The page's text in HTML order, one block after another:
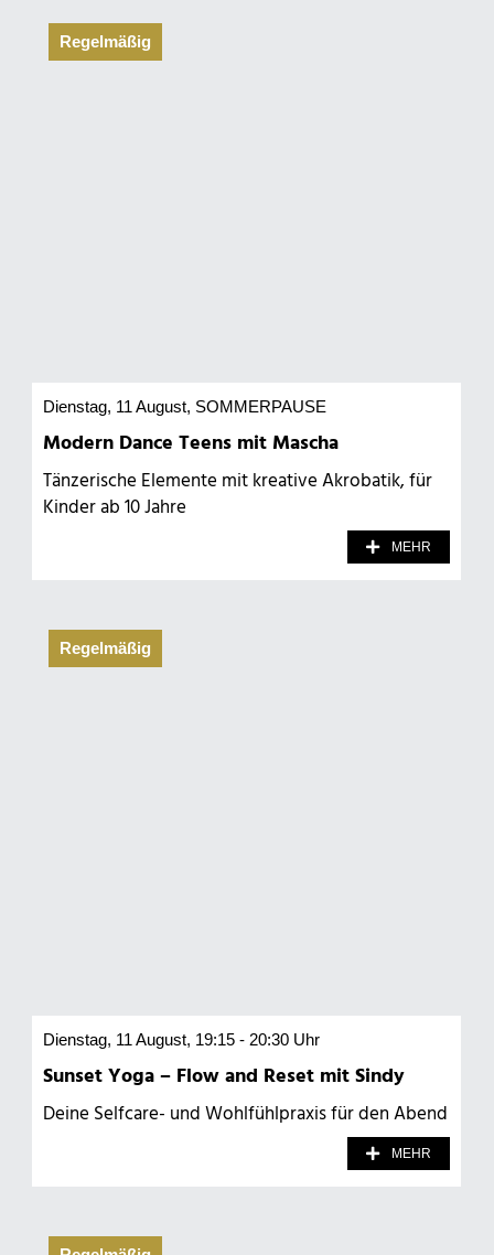
Regelmäßig
Dienstag, 11 August, SOMMERPAUSE
Modern Dance Teens mit Mascha
Tänzerische Elemente mit kreative Akrobatik, für
Kinder ab 10 Jahre
MEHR
Regelmäßig
Dienstag, 11 August, 19:15 - 20:30 Uhr
Sunset Yoga – Flow and Reset mit Sindy
Deine Selfcare- und Wohlfühlpraxis für den Abend
MEHR